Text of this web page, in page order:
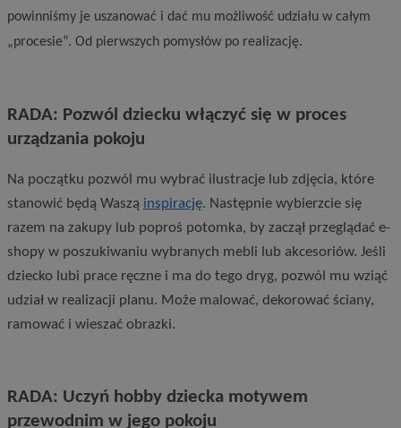
powinniśmy je uszanować i dać mu możliwość udziału w całym
„procesie“. Od pierwszych pomysłów po realizację.
RADA: Pozwól dziecku włączyć się w proces
urządzania pokoju
Na początku pozwól mu wybrać ilustracje lub zdjęcia, które
stanowić będą Waszą inspirację. Następnie wybierzcie się
razem na zakupy lub poproś potomka, by zaczął przeglądać e-
shopy w poszukiwaniu wybranych mebli lub akcesoriów. Jeśli
dziecko lubi prace ręczne i ma do tego dryg, pozwól mu wziąć
udział w realizacji planu. Może malować, dekorować ściany,
ramować i wieszać obrazki.
RADA: Uczyń hobby dziecka motywem
przewodnim w jego pokoju